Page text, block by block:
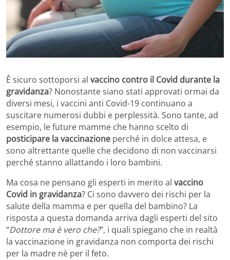
È sicuro sottoporsi al vaccino contro il Covid durante la
gravidanza? Nonostante siano stati approvati ormai da
diversi mesi, i vaccini anti Covid-19 continuano a
suscitare numerosi dubbi e perplessità. Sono tante, ad
esempio, le future mamme che hanno scelto di
posticipare la vaccinazione perché in dolce attesa, e
sono altrettante quelle che decidono di non vaccinarsi
perché stanno allattando i loro bambini.
Ma cosa ne pensano gli esperti in merito al vaccino
Covid in gravidanza? Ci sono davvero dei rischi per la
salute della mamma e per quella del bambino? La
risposta a questa domanda arriva dagli esperti del sito
“Dottore ma è vero che?”, i quali spiegano che in realtà
la vaccinazione in gravidanza non comporta dei rischi
per la madre nè per il feto.